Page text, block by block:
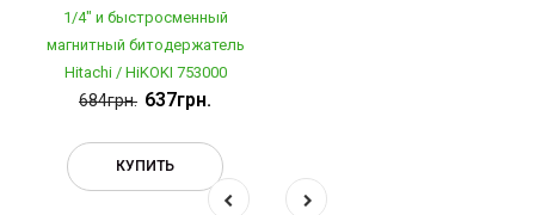
1/4" и быстросменный
магнитный битодержатель
Hitachi / HiKOKI 753000
684грн. 637грн.
КУПИТЬ